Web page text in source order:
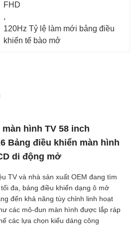
FHD
,
120Hz Tỷ lệ làm mới bảng điều
khiển tế bào mở
hình TV 58 inch
Bảng điều khiển màn hình
di động mở
TV và nhà sản xuất OEM đang tìm
đa, bảng điều khiển dạng ô mở
đến khả năng tùy chỉnh linh hoạt
các mô-đun màn hình được lắp ráp
các lựa chọn kiểu dáng công